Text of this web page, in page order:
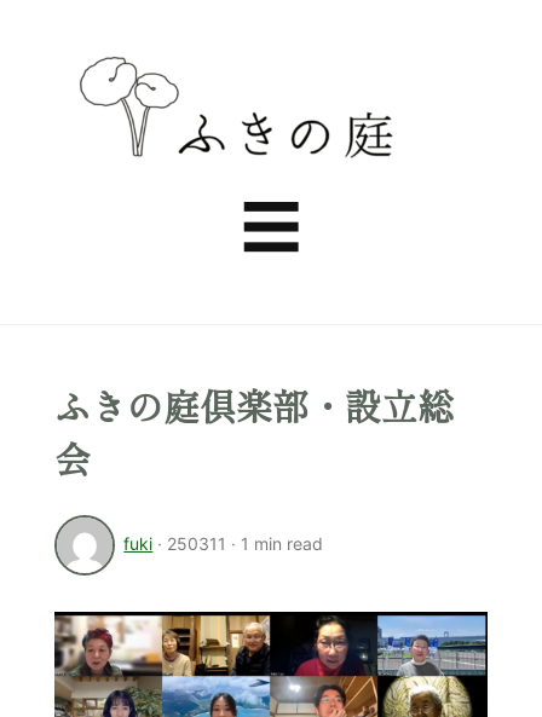
ふ
☰
ふきの庭倶楽部・設立総
会
fuki · 250311 · 1 min read